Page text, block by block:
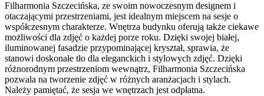
Filharmonia Szczecińska, ze swoim nowoczesnym designem i
otaczającymi przestrzeniami, jest idealnym miejscem na sesje o
współczesnym charakterze. Wnętrza budynku oferują także ciekawe
możliwości dla zdjęć o każdej porze roku. Dzięki swojej białej,
iluminowanej fasadzie przypominającej kryształ, sprawia, że
stanowi doskonałe tło dla eleganckich i stylowych zdjęć. Dzięki
różnorodnym przestrzeniom wewnątrz, Filharmonia Szczecińska
pozwala na tworzenie zdjęć w różnych aranżacjach i stylach.
Należy pamiętać, że sesja we wnętrzach jest odpłatna.